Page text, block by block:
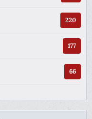
220
177
66